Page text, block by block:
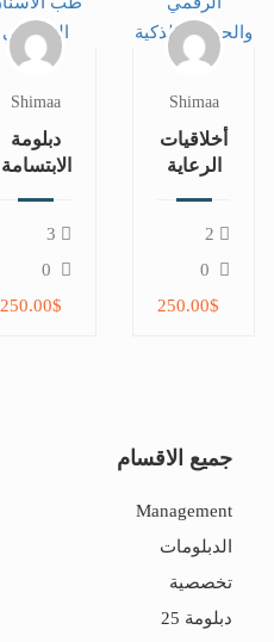
Shimaa
أخلاقيات
الرعاية
التحول
الرقمي
والحوكمة
2
250.00$
Shimaa
دبلومة
الابتسامة
الأسنان
التجميلي
3
250.00$
جميع الاقسام
Management
الدبلومات
تخصصية
دبلومة 25